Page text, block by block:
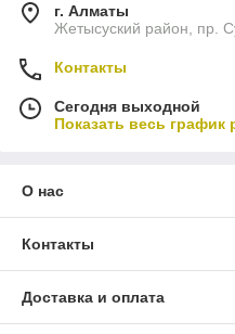
г. Алматы
Жетысуский район, пр.
Контакты
Сегодня выходной
Показать весь график
О нас
Контакты
Доставка и оплата